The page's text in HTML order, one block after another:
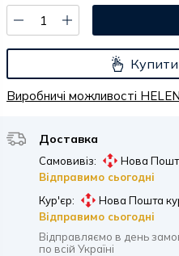
Виробничі можливості
Доставка
Самовивіз:
Нова
Відправимо сьогодні
Кур'єр:
Нова Пошта
Відправимо сьогодні
Відправляємо в день
по всій Україні